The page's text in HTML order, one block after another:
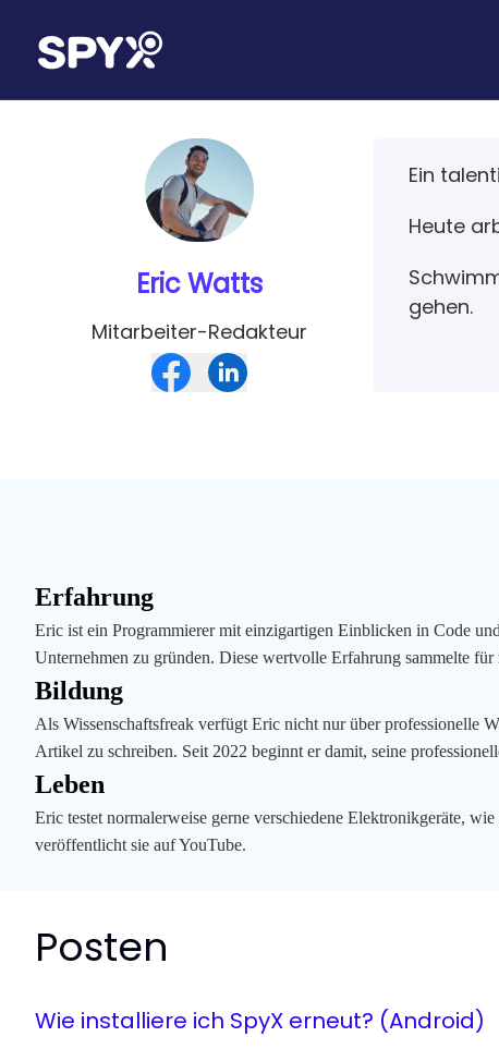
Eric Watts
Mitarbeiter-Redakteur
Ein
Heute
gehen.
Erfahrung
Eric ist ein Programmierer mit einzigartigen Einblicken in Code
Unternehmen zu gründen. Diese wertvolle Erfahrung sammelte
Bildung
Als Wissenschaftsfreak verfügt Eric nicht nur über professionelle
Artikel zu schreiben. Seit 2022 beginnt er damit, seine
Leben
Eric testet normalerweise gerne verschiedene Elektronikgeräte,
veröffentlicht sie auf YouTube.
Posten
Wie installiere ich SpyX erneut? (Android)